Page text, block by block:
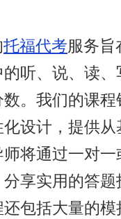
托福代考服务旨
听、说、读
。我们的课
设计，提供
将通过一对
享实用的答
包括大量的